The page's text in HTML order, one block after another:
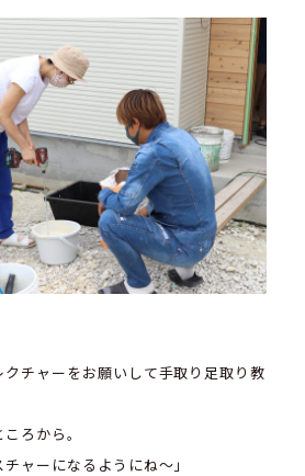
チャーをお願いして手取り足取り教
ろから。
ャーになるようにね～」